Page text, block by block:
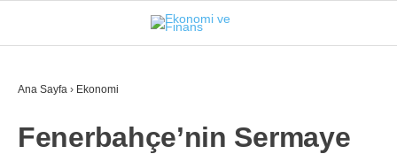
İSTANBUL
GÜNDEM
Ana Sayfa › Ekonomi
Fenerbahçe’nin Sermaye